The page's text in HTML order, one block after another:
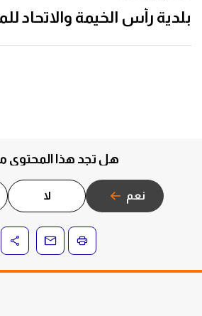
بلدية رأس الخيمة والاتحاد
هل تجد هذا المحتوى
نعم لا